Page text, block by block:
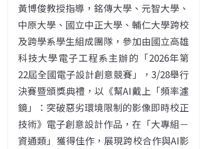
黃博俊教授指導，銘傳大學、元智大學、
中原大學、國立中正大學、輔仁大學跨校
及跨學系學生組成團隊，參加由國立高雄
科技大學電子工程系主辦的「2026年第
22屆全國電子設計創意競賽」，3/28舉行
決賽暨頒獎典禮，以《幫AI戴上「頻率濾
鏡」：突破惡劣環境限制的影像即時校正
技術》電子創意設計作品，在「大專組－
資通類」獲得佳作，展現跨校合作與AI影